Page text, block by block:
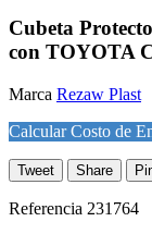
Cubeta
con TOYOTA
Marca Rezaw Plast
Calcular Costo de
Tweet Share
Referencia 231764